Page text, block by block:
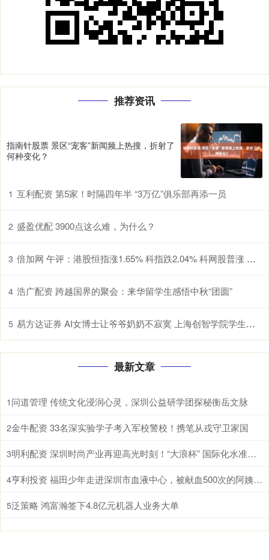
推荐资讯
指南针股票 景区“宠客”新闻频上热搜，折射了
何种变化？
1 互利配资 第5家！时隔四年半 “3万亿”俱乐部再添一员
2 盛盈优配 3900点这么难，为什么？
3 倍加网 午评：港股恒指涨1.65% 科指跌2.04% 科网股普涨 有色金属板块强势 旺山旺水上市首日涨超155%
4 浩广配资 跨越国界的聚会：来华留学生感悟中秋“团圆”
5 易方达证券 AI女博士让爷爷奶奶不寂寞 上海创智学院学生研发中文情感适老大模型
最新文章
1 问道管理 传统文化浸润心灵，深圳公益研学团探秘衡岳文脉
2金牛配资 33名深实验学子考入军校警校！携笔从戎守卫家国
3 明利配资 深圳时尚产业再迎高光时刻！“大浪杯” 国际化水准再攀新高
4 亨利投资 福田少年走进深圳市血液中心，被献血500次的阿姨圈粉了！
5泛策略 鸿富瀚签下4.8亿元机器人业务大单